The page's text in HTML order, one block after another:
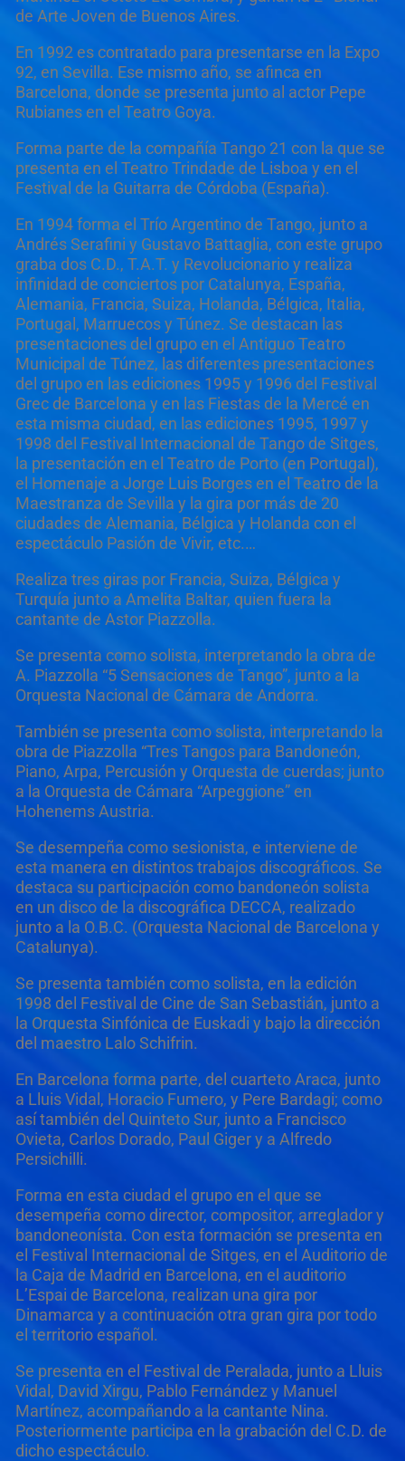
de Arte Joven de Buenos Aires.
En 1992 es contratado para presentarse en la Expo
92, en Sevilla. Ese mismo año, se afinca en
Barcelona, donde se presenta junto al actor Pepe
Rubianes en el Teatro Goya.
Forma parte de la compañía Tango 21 con la que se
presenta en el Teatro Trindade de Lisboa y en el
Festival de la Guitarra de Córdoba (España).
En 1994 forma el Trío Argentino de Tango, junto a
Andrés Serafini y Gustavo Battaglia, con este grupo
graba dos C.D., T.A.T. y Revolucionario y realiza
infinidad de conciertos por Catalunya, España,
Alemania, Francia, Suiza, Holanda, Bélgica, Italia,
Portugal, Marruecos y Túnez. Se destacan las
presentaciones del grupo en el Antiguo Teatro
Municipal de Túnez, las diferentes presentaciones
del grupo en las ediciones 1995 y 1996 del Festival
Grec de Barcelona y en las Fiestas de la Mercé en
esta misma ciudad, en las ediciones 1995, 1997 y
1998 del Festival Internacional de Tango de Sitges,
la presentación en el Teatro de Porto (en Portugal),
el Homenaje a Jorge Luis Borges en el Teatro de la
Maestranza de Sevilla y la gira por más de 20
ciudades de Alemania, Bélgica y Holanda con el
espectáculo Pasión de Vivir, etc.…
Realiza tres giras por Francia, Suiza, Bélgica y
Turquía junto a Amelita Baltar, quien fuera la
cantante de Astor Piazzolla.
Se presenta como solista, interpretando la obra de
A. Piazzolla “5 Sensaciones de Tango”, junto a la
Orquesta Nacional de Cámara de Andorra.
También se presenta como solista, interpretando la
obra de Piazzolla “Tres Tangos para Bandoneón,
Piano, Arpa, Percusión y Orquesta de cuerdas; junto
a la Orquesta de Cámara “Arpeggione” en
Hohenems Austria.
Se desempeña como sesionista, e interviene de
esta manera en distintos trabajos discográficos. Se
destaca su participación como bandoneón solista
en un disco de la discográfica DECCA, realizado
junto a la O.B.C. (Orquesta Nacional de Barcelona y
Catalunya).
Se presenta también como solista, en la edición
1998 del Festival de Cine de San Sebastián, junto a
la Orquesta Sinfónica de Euskadi y bajo la dirección
del maestro Lalo Schifrin.
En Barcelona forma parte, del cuarteto Araca, junto
a Lluis Vidal, Horacio Fumero, y Pere Bardagi; como
así también del Quinteto Sur, junto a Francisco
Ovieta, Carlos Dorado, Paul Giger y a Alfredo
Persichilli.
Forma en esta ciudad el grupo en el que se
desempeña como director, compositor, arreglador y
bandoneonísta. Con esta formación se presenta en
el Festival Internacional de Sitges, en el Auditorio de
la Caja de Madrid en Barcelona, en el auditorio
L’Espai de Barcelona, realizan una gira por
Dinamarca y a continuación otra gran gira por todo
el territorio español.
Se presenta en el Festival de Peralada, junto a Lluis
Vidal, David Xirgu, Pablo Fernández y Manuel
Martínez, acompañando a la cantante Nina.
Posteriormente participa en la grabación del C.D. de
dicho espectáculo.